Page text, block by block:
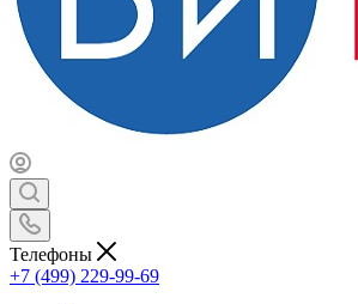
Телефоны
+7 (499) 229-99-69